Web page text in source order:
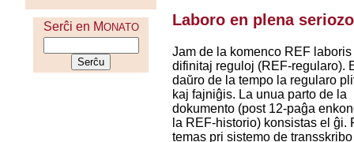
Serĉi en MONATO Laboro en plena seriozo
Jam de la komenco REF
difinitaj reguloj (REF-regularo).
daŭro de la tempo la regularo
kaj fajniĝis. La unua parto de la
dokumento (post 12-paĝa
la REF-historio) konsistas el ĝi.
temas pri sistemo de